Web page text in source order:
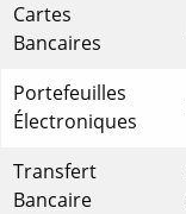
Cartes
Bancaires
Portefeuilles
Électroniques
Transfert
Bancaire